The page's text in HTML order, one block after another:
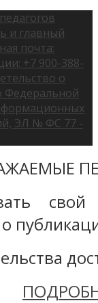
и главный
почта:
+7 900-388-
о
Федеральной
ЭЛ № ФС 77 -